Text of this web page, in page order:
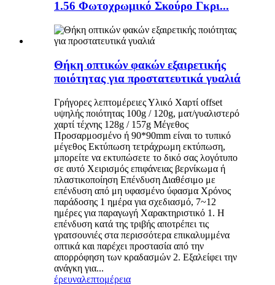
1.56 Φωτοχρωμικό Σκούρο Γκρι...
Θήκη οπτικών φακών εξαιρετικής
ποιότητας για προστατευτικά γυαλιά
Γρήγορες λεπτομέρειες Υλικό Χαρτί offset
υψηλής ποιότητας 100g / 120g, ματ/γυαλιστερό
χαρτί τέχνης 128g / 157g Μέγεθος
Προσαρμοσμένο ή 90*90mm είναι το τυπικό
μέγεθος Εκτύπωση τετράχρωμη εκτύπωση,
μπορείτε να εκτυπώσετε το δικό σας λογότυπο
σε αυτό Χειρισμός επιφάνειας βερνίκωμα ή
πλαστικοποίηση Επένδυση Διαθέσιμο με
επένδυση από μη υφασμένο ύφασμα Χρόνος
παράδοσης 1 ημέρα για σχεδιασμό, 7~12
ημέρες για παραγωγή Χαρακτηριστικό 1. Η
επένδυση κατά της τριβής αποτρέπει τις
γρατσουνιές στα περισσότερα επικαλυμμένα
οπτικά και παρέχει προστασία από την
απορρόφηση των κραδασμών 2. Εξαλείφει την
ανάγκη για...
έρευναλεπτομέρεια